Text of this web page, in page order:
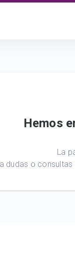
Hemos
La
dudas o